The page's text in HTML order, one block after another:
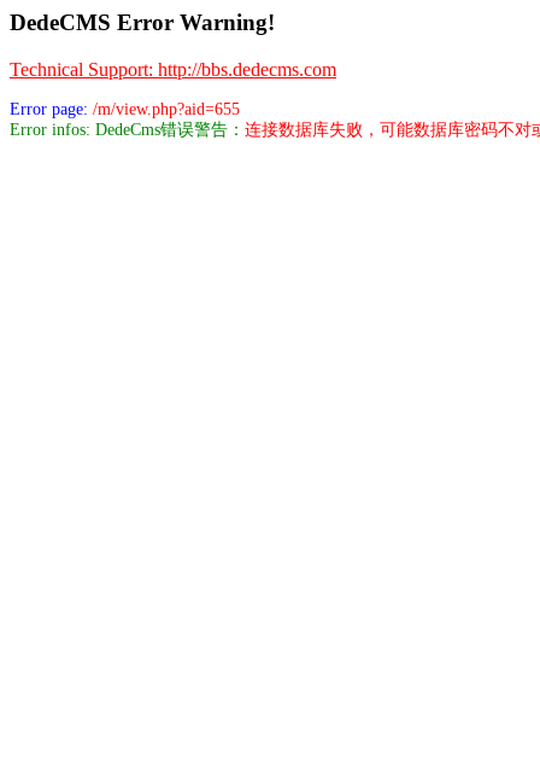
DedeCMS Error Warning!
Technical Support: http://bbs.dedecms.com
Error page: /m/view.php?aid=655
Error infos: DedeCms错误警告： 连接数据库失败，可能数据库密码不对